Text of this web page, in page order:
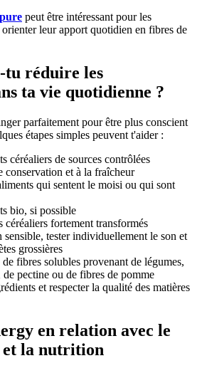
peut être intéressant pour les
leur apport quotidien en fibres de
tu réduire les
ta vie quotidienne ?
parfaitement pour être plus conscient
étapes simples peuvent t'aider :
céréaliers de sources contrôlées
conservation et à la fraîcheur
qui sentent le moisi ou qui sont
bio, si possible
céréaliers fortement transformés
sensible, tester individuellement le son et
grossières
fibres solubles provenant de légumes,
pectine ou de fibres de pomme
et respecter la qualité des matières
en relation avec le
la nutrition